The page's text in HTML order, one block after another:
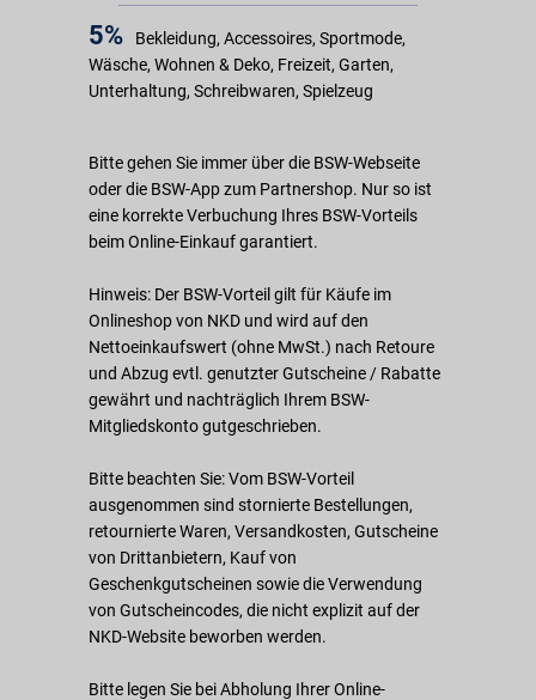
5%
Bekleidung, Accessoires, Sportmode,
Wäsche, Wohnen & Deko, Freizeit, Garten,
Unterhaltung, Schreibwaren, Spielzeug
Bitte gehen Sie immer über die BSW-Webseite
oder die BSW-App zum Partnershop. Nur so ist
eine korrekte Verbuchung Ihres BSW-Vorteils
beim Online-Einkauf garantiert.
Hinweis: Der BSW-Vorteil gilt für Käufe im
Onlineshop von NKD und wird auf den
Nettoeinkaufswert (ohne MwSt.) nach Retoure
und Abzug evtl. genutzter Gutscheine / Rabatte
gewährt und nachträglich Ihrem BSW-
Mitgliedskonto gutgeschrieben.
Bitte beachten Sie: Vom BSW-Vorteil
ausgenommen sind stornierte Bestellungen,
retournierte Waren, Versandkosten, Gutscheine
von Drittanbietern, Kauf von
Geschenkgutscheinen sowie die Verwendung
von Gutscheincodes, die nicht explizit auf der
NKD-Website beworben werden.
Bitte legen Sie bei Abholung Ihrer Online-